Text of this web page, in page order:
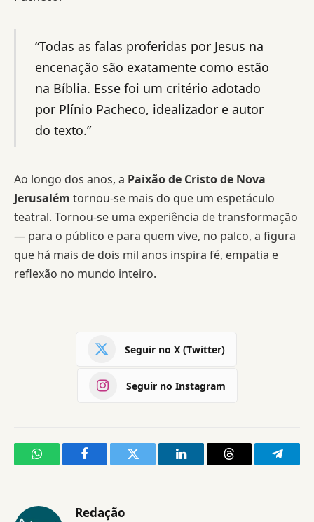
“Todas as falas proferidas por Jesus na
encenação são exatamente como estão
na Bíblia. Esse foi um critério adotado
por Plínio Pacheco, idealizador e autor
do texto.”
Ao longo dos anos, a Paixão de Cristo de Nova
Jerusalém tornou-se mais do que um espetáculo
teatral. Tornou-se uma experiência de transformação
— para o público e para quem vive, no palco, a figura
que há mais de dois mil anos inspira fé, empatia e
reflexão no mundo inteiro.
Seguir no X (Twitter)
Seguir no Instagram
WhatsAppFacebookTwitter LinkedInThreads
Redação